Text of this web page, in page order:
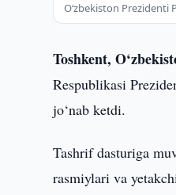
O‘zbekiston Prezidenti
Toshkent,
Respublikasi
jo‘nab ketdi.
Tashrif dasturiga
rasmiylari va